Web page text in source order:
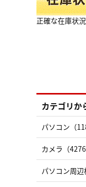
正確な在庫状
カテゴリか
パソコン（
カメラ（4276
パソコン周辺